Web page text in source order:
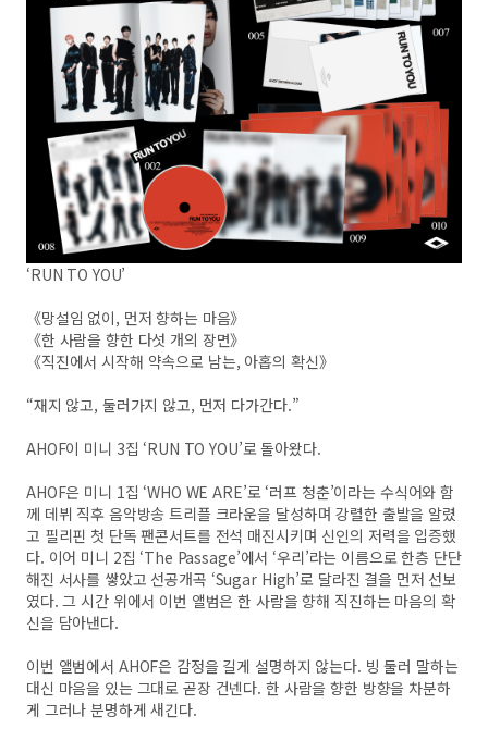
‘RUN TO YOU’
《망설임 없이, 먼저 향하는 마음》
《한 사람을 향한 다섯 개의 장면》
《직진에서 시작해 약속으로 남는, 아홉의 확신》
“재지 않고, 둘러가지 않고, 먼저 다가간다.”
AHOF이 미니 3집 ‘RUN TO YOU’로 돌아왔다.
AHOF은 미니 1집 ‘WHO WE ARE’로 ‘러프 청춘’이라는 수식어와 함
께 데뷔 직후 음악방송 트리플 크라운을 달성하며 강렬한 출발을 알렸
고 필리핀 첫 단독 팬콘서트를 전석 매진시키며 신인의 저력을 입증했
다. 이어 미니 2집 ‘The Passage’에서 ‘우리’라는 이름으로 한층 단단
해진 서사를 쌓았고 선공개곡 ‘Sugar High’로 달라진 결을 먼저 선보
였다. 그 시간 위에서 이번 앨범은 한 사람을 향해 직진하는 마음의 확
신을 담아낸다.
이번 앨범에서 AHOF은 감정을 길게 설명하지 않는다. 빙 둘러 말하는
대신 마음을 있는 그대로 곧장 건넨다. 한 사람을 향한 방향을 차분하
게 그러나 분명하게 새긴다.